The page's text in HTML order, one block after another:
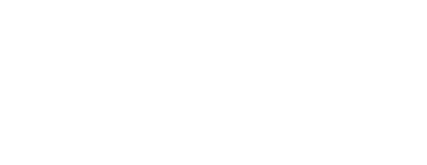
英語の勉強の3原
書く・話す」の4分
鳥の効果をねらっ
続けることです。
を成功させる名
ング・リーディン
ません。最初から